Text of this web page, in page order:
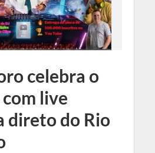
celebra o
live
direto do Rio